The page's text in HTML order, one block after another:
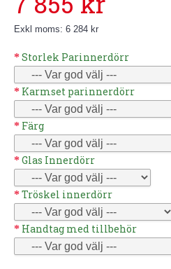
Exkl moms: 6 284 kr
Storlek Parinnerdörr
Karmset parinnerdörr
Färg
Glas Innerdörr
Tröskel innerdörr
Handtag med tillbehör